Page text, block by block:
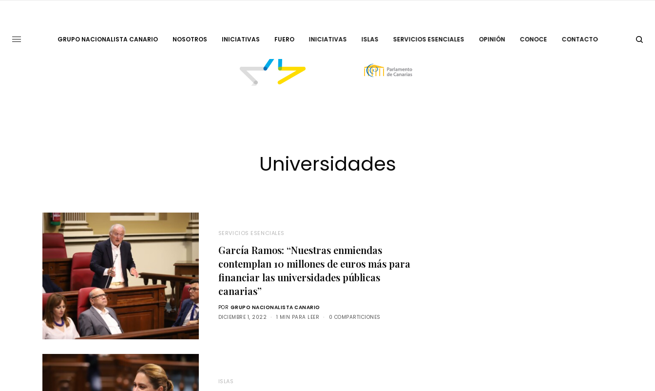
GRUPO NACIONALISTA CANARIO NOSOTROS INICIATIVAS FUERO INICIATIVAS ISLAS SERVICIOS ESENCIALES OPINIÓN CONOCE CONTACTO
Universidades
SERVICIOS ESENCIALES
García Ramos: “Nuestras enmiendas
contemplan 10 millones de euros más para
financiar las universidades públicas
canarias”
POR GRUPO NACIONALISTA CANARIO
DICIEMBRE 1, 2022
1 MIN PARA LEER 0 COMPARTICIONES
ISLAS